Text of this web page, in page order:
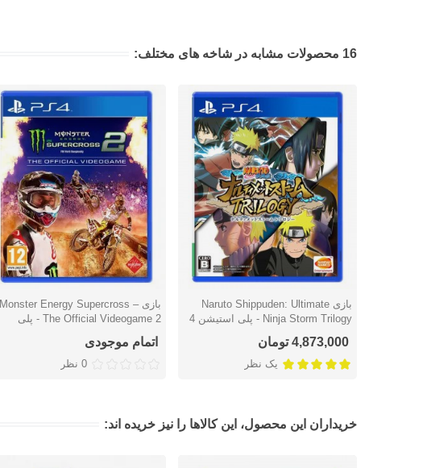
16 محصولات مشابه در شاخه های مختلف:
دوست داشتن
بازی Naruto Shippuden: Ultimate
Ninja Storm Trilogy - پلی استیشن 4
4,873,000 تومان
یک نظر
دوست داشتن
بازی Monster Energy Supercross –
The Official Videogame 2 - پلی
استیشن 4
اتمام موجودی
0 نظر
خریداران این محصول، این کالاها را نیز خریده اند: